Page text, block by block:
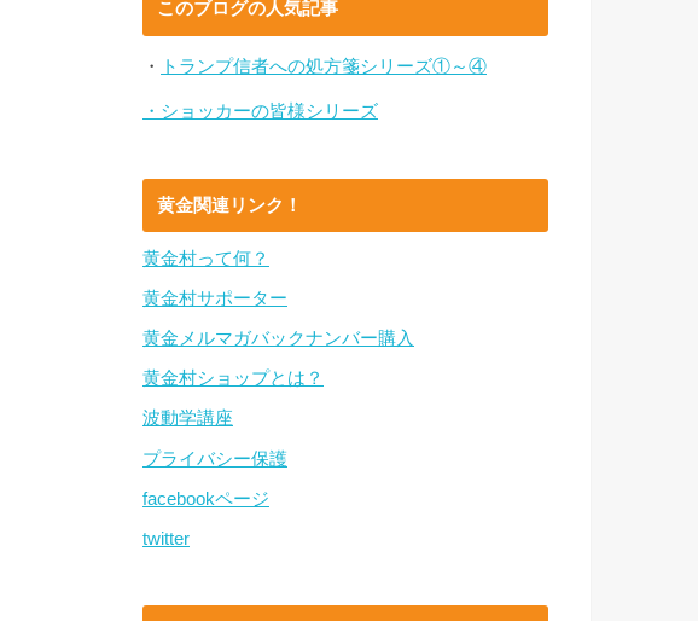
このブログの人気記事
・ トランプ信者への処方箋シリーズ①～④
・ショッカーの皆様シリーズ
黄金関連リンク！
黄金村って何？
黄金村サポーター
黄金メルマガバックナンバー購入
黄金村ショップとは？
波動学講座
プライバシー保護
facebookページ
twitter